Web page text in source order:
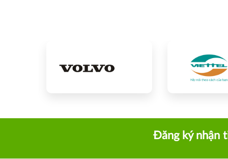
Đăng ký nhận